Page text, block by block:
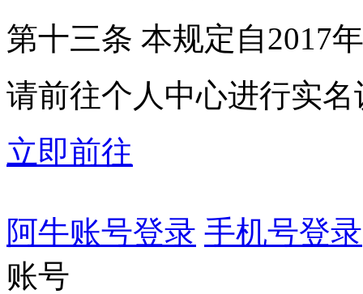
第十三条 本规定自2017
请前往个人中心进行实名
立即前往
阿牛账号登录 手机号登录
账号